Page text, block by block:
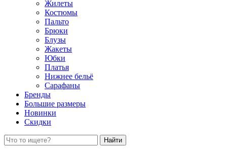
Жилеты
Костюмы
Пальто
Брюки
Блузы
Жакеты
Юбки
Платья
Нижнее бельё
Сарафаны
Бренды
Большие размеры
Новинки
Скидки